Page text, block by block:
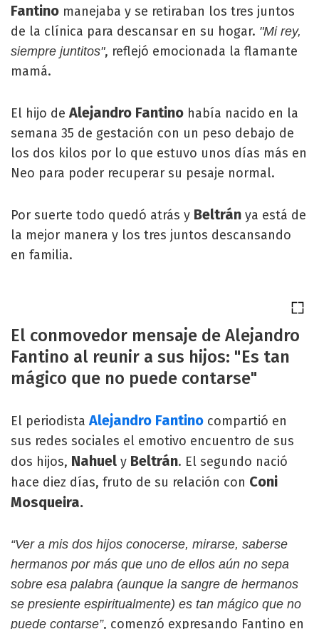
Fantino manejaba y se retiraban los tres juntos
de la clínica para descansar en su hogar. "Mi rey,
siempre juntitos", reflejó emocionada la flamante
mamá.
El hijo deAlejandro Fantino había nacido en la
semana 35 de gestación con un peso debajo de
los dos kilos por lo que estuvo unos días más en
Neo para poder recuperar su pesaje normal.
Por suerte todo quedó atrás y Beltrán ya está de
la mejor manera y los tres juntos descansando
en familia.
El conmovedor mensaje de Alejandro
Fantino al reunir a sus hijos: "Es tan
mágico que no puede contarse"
El periodistaAlejandro Fantino compartió en
sus redes sociales el emotivo encuentro de sus
dos hijos, Nahuel y Beltrán. El segundo nació
hace diez días, fruto de su relación con Coni
Mosqueira.
“Ver a mis dos hijos conocerse, mirarse, saberse
hermanos por más que uno de ellos aún no sepa
sobre esa palabra (aunque la sangre de hermanos
se presiente espiritualmente) es tan mágico que no
puede contarse”, comenzó expresando Fantino en